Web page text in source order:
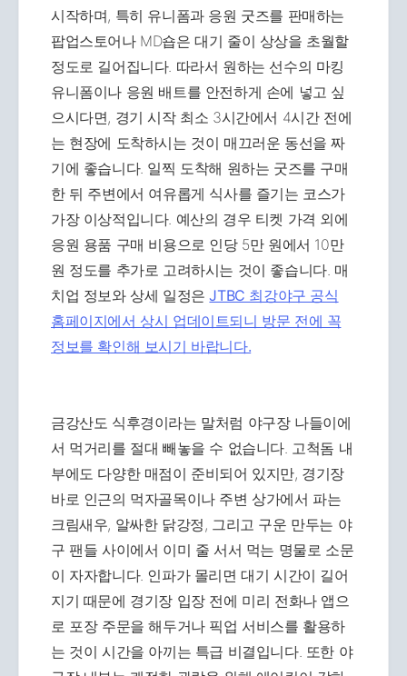
시작하며, 특히 유니폼과 응원 굿즈를 판매하는
팝업스토어나 MD숍은 대기 줄이 상상을 초월할
정도로 길어집니다. 따라서 원하는 선수의 마킹
유니폼이나 응원 배트를 안전하게 손에 넣고 싶
으시다면, 경기 시작 최소 3시간에서 4시간 전에
는 현장에 도착하시는 것이 매끄러운 동선을 짜
기에 좋습니다. 일찍 도착해 원하는 굿즈를 구매
한 뒤 주변에서 여유롭게 식사를 즐기는 코스가
가장 이상적입니다. 예산의 경우 티켓 가격 외에
응원 용품 구매 비용으로 인당 5만 원에서 10만
원 정도를 추가로 고려하시는 것이 좋습니다. 매
치업 정보와 상세 일정은JTBC 최강야구 공식
홈페이지에서 상시 업데이트되니 방문 전에 꼭
정보를 확인해 보시기 바랍니다.
금강산도 식후경이라는 말처럼 야구장 나들이에
서 먹거리를 절대 빼놓을 수 없습니다. 고척돔 내
부에도 다양한 매점이 준비되어 있지만, 경기장
바로 인근의 먹자골목이나 주변 상가에서 파는
크림새우, 알싸한 닭강정, 그리고 구운 만두는 야
구 팬들 사이에서 이미 줄 서서 먹는 명물로 소문
이 자자합니다. 인파가 몰리면 대기 시간이 길어
지기 때문에 경기장 입장 전에 미리 전화나 앱으
로 포장 주문을 해두거나 픽업 서비스를 활용하
는 것이 시간을 아끼는 특급 비결입니다. 또한 야